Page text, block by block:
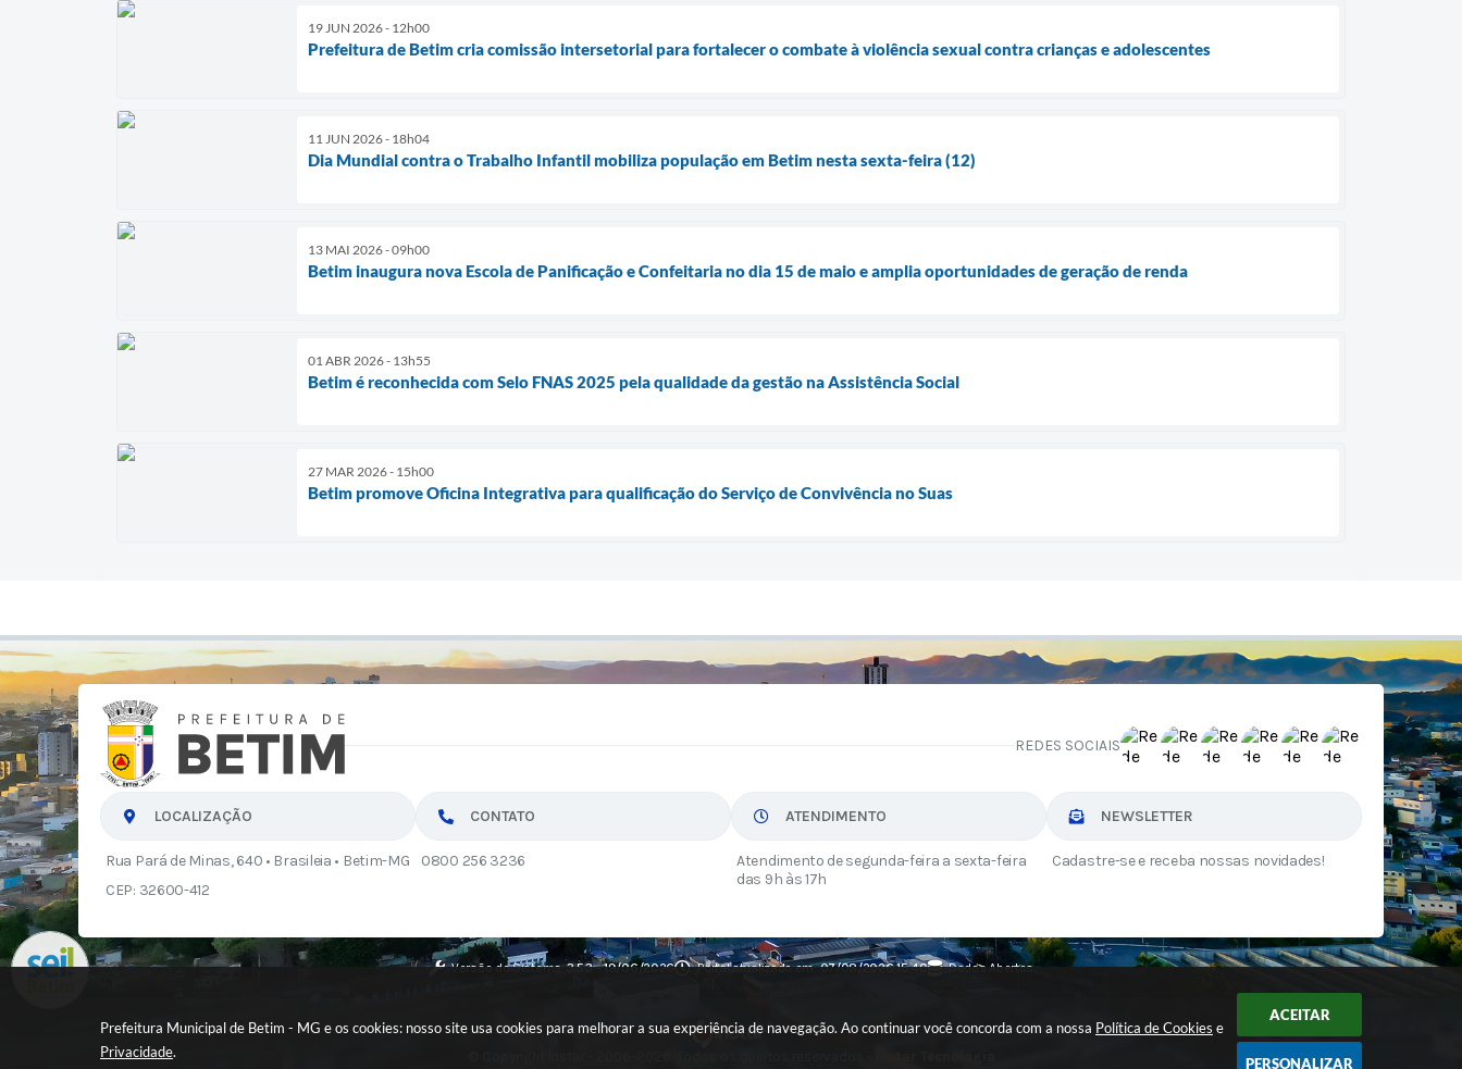
Prefeitura Municipal de Betim - MG e os cookies: nosso site usa cookies para melhorar a sua experiência de navegação. Ao continuar você concorda com a nossa Política de Cookies e
Privacidade.
ACEITAR
PERSONALIZAR
19 JUN 2026 - 12h00
Prefeitura de Betim cria comissão intersetorial para fortalecer o combate à violência sexual contra crianças e adolescentes
11 JUN 2026 - 18h04
Dia Mundial contra o Trabalho Infantil mobiliza população em Betim nesta sexta-feira (12)
13 MAI 2026 - 09h00
Betim inaugura nova Escola de Panificação e Confeitaria no dia 15 de maio e amplia oportunidades de geração de renda
01 ABR 2026 - 13h55
Betim é reconhecida com Selo FNAS 2025 pela qualidade da gestão na Assistência Social
27 MAR 2026 - 15h00
Betim promove Oficina Integrativa para qualificação do Serviço de Convivência no Suas
REDES SOCIAIS
LOCALIZAÇÃO
Rua Pará de Minas, 640 • Brasileia • Betim-MG
CEP: 32600-412
CONTATO
0800 256 3236
ATENDIMENTO
Atendimento de segunda-feira a sexta-feira
das 9h às 17h
NEWSLETTER
Cadastre-se e receba nossas novidades!
Versão do Sistema:3.5.3 - 19/06/2026 Portal atualizado em:07/08/2026 15:40 Dados Abertos